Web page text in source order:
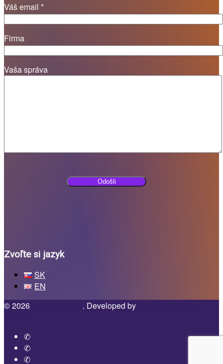
Váš email *
Firma
Vaša správa
Zvoľte si jazyk
SK
EN
© 2026
. Developed by
Facebook
Mail
Phone